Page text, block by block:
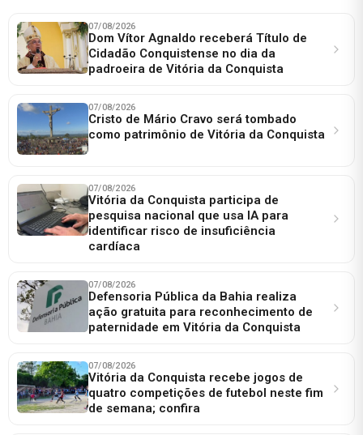
07/08/2026
Dom Vítor Agnaldo receberá Título de
Cidadão Conquistense no dia da
padroeira de Vitória da Conquista
07/08/2026
Cristo de Mário Cravo será tombado
como patrimônio de Vitória da Conquista
07/08/2026
Vitória da Conquista participa de
pesquisa nacional que usa IA para
identificar risco de insuficiência
cardíaca
07/08/2026
Defensoria Pública da Bahia realiza
ação gratuita para reconhecimento de
paternidade em Vitória da Conquista
07/08/2026
Vitória da Conquista recebe jogos de
quatro competições de futebol neste fim
de semana; confira